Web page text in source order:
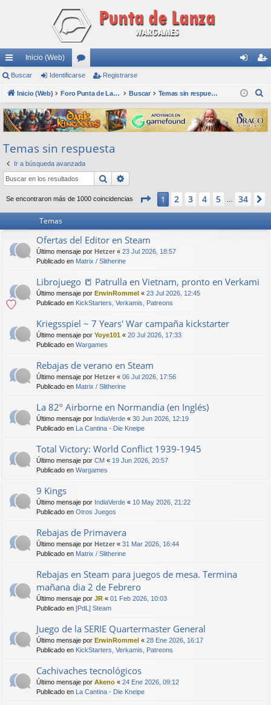
nl
ac
es
rá
pi
do
s
Inicio (Web)
or
os nti
fic
ar
ist
ra
rs
Buscar Identificarse Registrarse
Inicio (Web) Foro Punta de Lanza Wargames Buscar Temas sin respuesta
s
c
Temas sin respuesta
Ir a búsqueda avanzada
Buscar
Se encontraron más de 1000 coincidencias Página de 34
1 2 3 4 5 34
Temas
Ofertas del Editor en Steam
Último mensaje por Hetzer « 23 Jul 2026, 18:57
Publicado en Matrix / Slitherine
Librojuego 📒 Patrulla en Vietnam, pronto en Verkami
Último mensaje por ErwinRommel « 23 Jul 2026, 12:45
Publicado en KickStarters, Verkamis, Patreons
Kriegsspiel ~ 7 Years' War campaña kickstarter
Último mensaje por Yoye101 « 20 Jul 2026, 17:33
Publicado en Wargames
Rebajas de verano en Steam
Último mensaje por Hetzer « 06 Jul 2026, 17:56
Publicado en Matrix / Slitherine
La 82º Airborne en Normandia (en Inglés)
Último mensaje por IndiaVerde « 30 Jun 2026, 12:19
Publicado en La Cantina - Die Kneipe
Total Victory: World Conflict 1939-1945
Último mensaje por CM « 19 Jun 2026, 20:57
Publicado en Wargames
9 Kings
Último mensaje por IndiaVerde « 10 May 2026, 21:22
Publicado en Otros Juegos
Rebajas de Primavera
Último mensaje por Hetzer « 31 Mar 2026, 16:44
Publicado en Matrix / Slitherine
Rebajas en Steam para juegos de mesa. Termina
mañana dia 2 de Febrero
Último mensaje por JR « 01 Feb 2026, 10:03
Publicado en [PdL] Steam
Juego de la SERIE Quartermaster General
Último mensaje por ErwinRommel « 28 Ene 2026, 16:17
Publicado en KickStarters, Verkamis, Patreons
Cachivaches tecnológicos
Último mensaje por Akeno « 24 Ene 2026, 09:12
Publicado en La Cantina - Die Kneipe